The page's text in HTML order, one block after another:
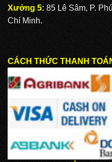
Xưởng 5: 85 Lê Sâm, P.
Chí Minh.
CÁCH THỨC THANH